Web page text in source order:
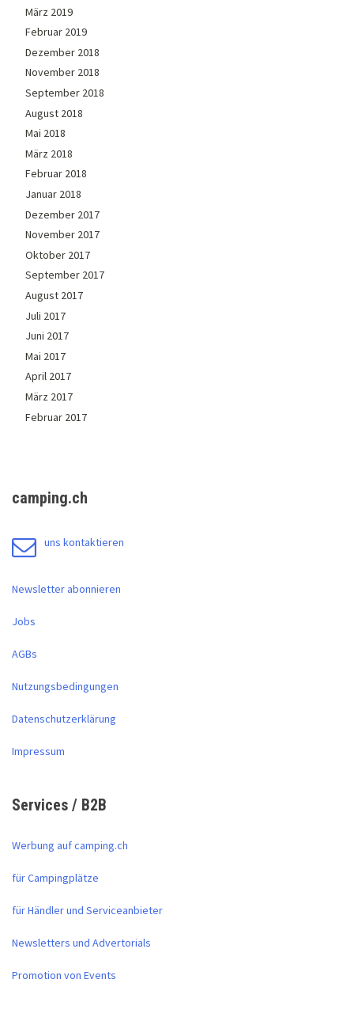
März 2019
Februar 2019
Dezember 2018
November 2018
September 2018
August 2018
Mai 2018
März 2018
Februar 2018
Januar 2018
Dezember 2017
November 2017
Oktober 2017
September 2017
August 2017
Juli 2017
Juni 2017
Mai 2017
April 2017
März 2017
Februar 2017
camping.ch
uns kontaktieren
Newsletter abonnieren
Jobs
AGBs
Nutzungsbedingungen
Datenschutzerklärung
Impressum
Services / B2B
Werbung auf camping.ch
für Campingplätze
für Händler und Serviceanbieter
Newsletters und Advertorials
Promotion von Events